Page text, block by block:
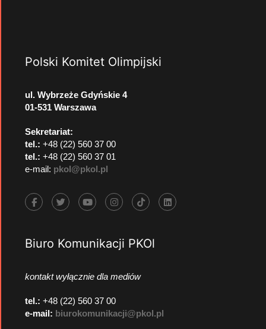
Polski Komitet Olimpijski
ul. Wybrzeże Gdyńskie 4
01-531 Warszawa
Sekretariat:
tel.: +48 (22) 560 37 00
tel.: +48 (22) 560 37 01
e-mail: pkol@pkol.pl
Biuro Komunikacji PKOl
kontakt wyłącznie dla mediów
tel.: +48 (22) 560 37 00
e-mail: biurokomunikacji@pkol.pl